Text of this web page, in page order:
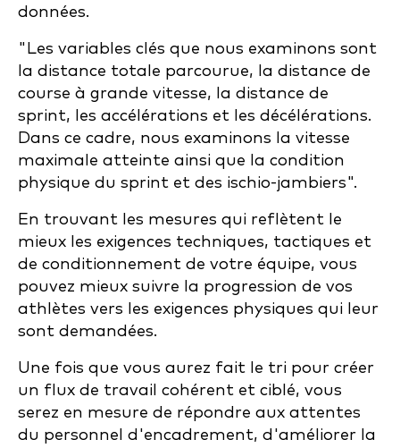
données.
"Les variables clés que nous examinons sont
la distance totale parcourue, la distance de
course à grande vitesse, la distance de
sprint, les accélérations et les décélérations.
Dans ce cadre, nous examinons la vitesse
maximale atteinte ainsi que la condition
physique du sprint et des ischio-jambiers".
En trouvant les mesures qui reflètent le
mieux les exigences techniques, tactiques et
de conditionnement de votre équipe, vous
pouvez mieux suivre la progression de vos
athlètes vers les exigences physiques qui leur
sont demandées.
Une fois que vous aurez fait le tri pour créer
un flux de travail cohérent et ciblé, vous
serez en mesure de répondre aux attentes
du personnel d'encadrement, d'améliorer la